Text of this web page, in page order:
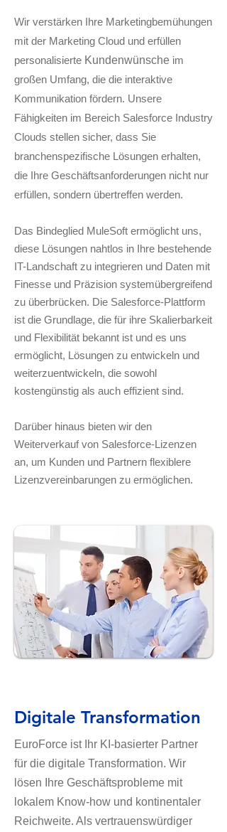
Wir verstärken Ihre Marketingbemühungen
mit der Marketing Cloud und erfüllen
personalisierte Kundenwünsche im
großen Umfang, die die interaktive
Kommunikation fördern. Unsere
Fähigkeiten im Bereich Salesforce Industry
Clouds stellen sicher, dass Sie
branchenspezifische Lösungen erhalten,
die Ihre Geschäftsanforderungen nicht nur
erfüllen, sondern übertreffen werden.
Das Bindeglied MuleSoft ermöglicht uns,
diese Lösungen nahtlos in Ihre bestehende
IT-Landschaft zu integrieren und Daten mit
Finesse und Präzision systemübergreifend
zu überbrücken. Die Salesforce-Plattform
ist die Grundlage, die für ihre Skalierbarkeit
und Flexibilität bekannt ist und es uns
ermöglicht, Lösungen zu entwickeln und
weiterzuentwickeln, die sowohl
kostengünstig als auch effizient sind.
Darüber hinaus bieten wir den
Weiterverkauf von Salesforce-Lizenzen
an, um Kunden und Partnern flexiblere
Lizenzvereinbarungen zu ermöglichen.
Digitale Transformation
EuroForce ist Ihr KI-basierter Partner
für die digitale Transformation. Wir
lösen Ihre Geschäftsprobleme mit
lokalem Know-how und kontinentaler
Reichweite. Als vertrauenswürdiger